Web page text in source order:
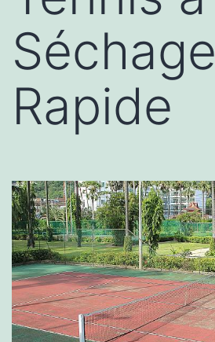
Séchage
Rapide